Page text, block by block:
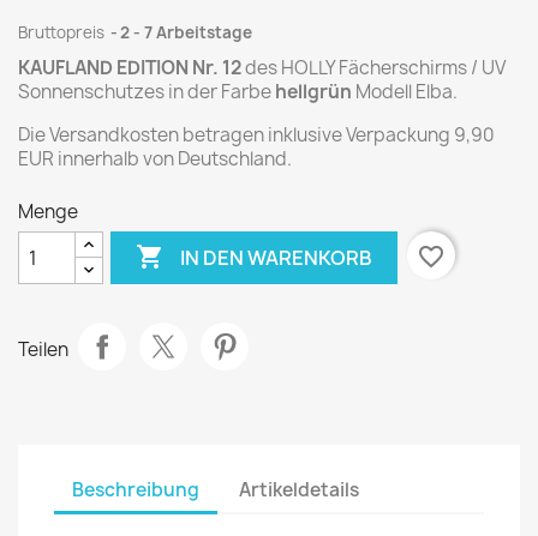
Bruttopreis 2 - 7 Arbeitstage
KAUFLAND EDITION Nr. 12des HOLLY Fächerschirms / UV
Sonnenschutzes in der Farbehellgrün Modell Elba.
Die Versandkosten betragen inklusive Verpackung 9,90
EUR innerhalb von Deutschland.
Menge
 IN DEN WARENKORB favorite_border
Teilen
Beschreibung Artikeldetails